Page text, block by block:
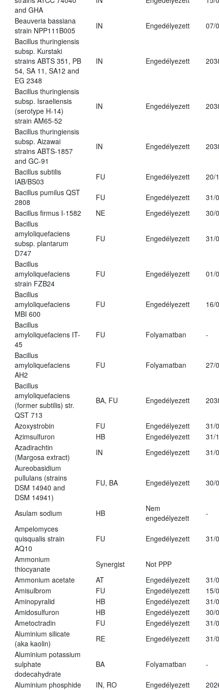
and GHA
Beauveria bassiana
strain NPP111B005
IN Engedélyezett
07/
Bacillus thuringiensis
subsp. Kurstaki
strains ABTS 351, PB
54, SA 11, SA12 and
EG 2348
IN Engedélyezett
Bacillus thuringiensis
subsp. Israeliensis
(serotype H-14)
strain AM65-52
IN Engedélyezett
Bacillus thuringiensis
subsp. Aizawai
strains ABTS-1857
and GC-91
IN Engedélyezett
Bacillus subtilis
IAB/BS03
FU Engedélyezett
20/
Bacillus pumilus QST
2808
FU Engedélyezett
31/
Bacillus firmus I-1582
NE Engedélyezett
30/
Bacillus
amyloliquefaciens
subsp. plantarum
D747
FU Engedélyezett 31/
Bacillus
amyloliquefaciens
strain FZB24
FU Engedélyezett 01/
Bacillus
amyloliquefaciens
MBI 600
FU Engedélyezett 16/
Bacillus
amyloliquefaciens IT-
45
FU Folyamatban -
Bacillus
amyloliquefaciens
AH2
FU Folyamatban 27/
Bacillus
amyloliquefaciens
(former subtilis) str.
QST 713
BA, FU Engedélyezett
Azoxystrobin FU Engedélyezett
31/
Azimsulfuron
HB Engedélyezett
31/
Azadirachtin
(Margosa extract)
IN Engedélyezett
31/
Aureobasidium
pullulans (strains
DSM 14940 and
DSM 14941)
FU, BA Engedélyezett 30/
Asulam sodium HB
Nem
engedélyezett
-
Ampelomyces
quisqualis strain
AQ10
FU Engedélyezett 31/
Ammonium
thiocyanate
Synergist
Not PPP
Ammonium acetate
AT Engedélyezett
31/
Amisulbrom
FU Engedélyezett
15/
Aminopyralid
HB Engedélyezett
31/
Amidosulfuron
HB Engedélyezett
30/
Ametoctradin
FU Engedélyezett
31/
Aluminium silicate
(aka kaolin)
RE Engedélyezett
31/
Aluminium potassium
sulphate
dodecahydrate
BA Folyamatban -
Aluminium phosphide IN, RO Engedélyezett